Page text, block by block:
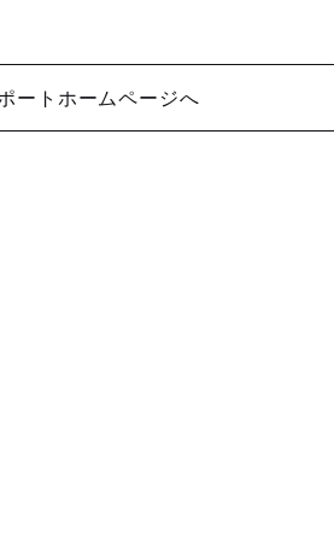
ートホームページへ